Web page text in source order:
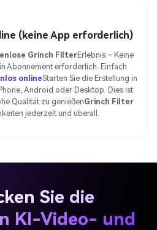
(keine App erforderlich)
Grinch FilterErlebnis – Keine
Abonnement erforderlich. Einfach
onlineStarten Sie die Erstellung in
Android oder Desktop. Dies ist
Qualität zu genießenGrinch Filter
jederzeit und überall.
Sie die
KI-Video- und